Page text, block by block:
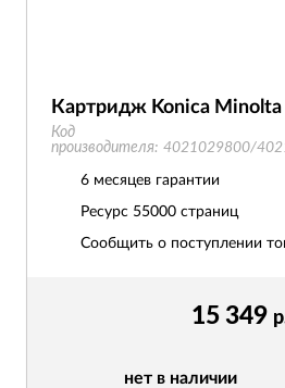
15 349
нет в наличии
Картридж Konica Minolta
Код
производителя: 4021029800/
6 месяцев гарантии
Ресурс 55000 страниц
Сообщить о поступлении